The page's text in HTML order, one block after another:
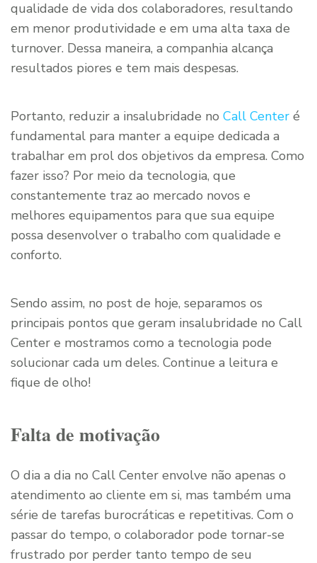
qualidade de vida dos colaboradores, resultando
em menor produtividade e em uma alta taxa de
turnover. Dessa maneira, a companhia alcança
resultados piores e tem mais despesas.
Portanto, reduzir a insalubridade no Call Center é
fundamental para manter a equipe dedicada a
trabalhar em prol dos objetivos da empresa. Como
fazer isso? Por meio da tecnologia, que
constantemente traz ao mercado novos e
melhores equipamentos para que sua equipe
possa desenvolver o trabalho com qualidade e
conforto.
Sendo assim, no post de hoje, separamos os
principais pontos que geram insalubridade no Call
Center e mostramos como a tecnologia pode
solucionar cada um deles. Continue a leitura e
fique de olho!
Falta de motivação
O dia a dia no Call Center envolve não apenas o
atendimento ao cliente em si, mas também uma
série de tarefas burocráticas e repetitivas. Com o
passar do tempo, o colaborador pode tornar-se
frustrado por perder tanto tempo de seu